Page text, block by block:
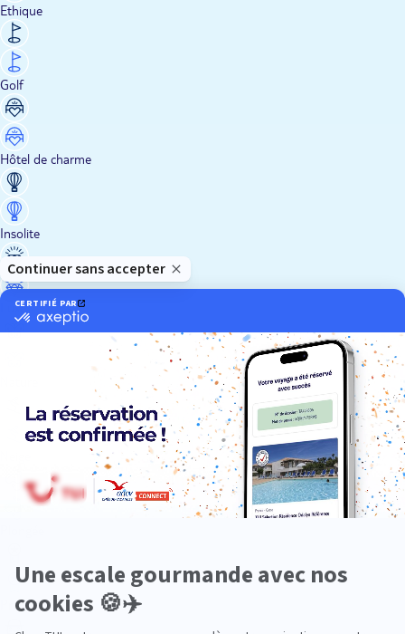
Ethique
Golf
Hôtel de charme
Insolite
Luxe
Premium